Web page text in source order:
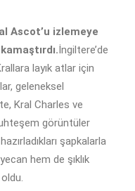
Ascot’u izlemeye
İngiltere’de
layık atlar için
geleneksel
Kral Charles ve
görüntüler
şapkalarla
hem de şıklık